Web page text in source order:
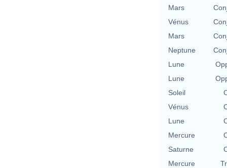
Mars
Vénus
Mars
Neptune
Lune
Lune
Soleil
Vénus
Lune
Mercure
Saturne
Mercure